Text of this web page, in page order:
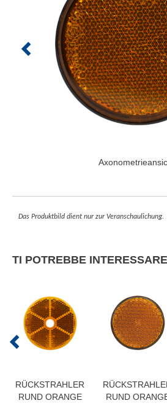
Das Produktbild dient nur zur Veranschaulichung.
TI POTREBBE
RÜCKSTRAHLER
RUND ORANGE
RUND